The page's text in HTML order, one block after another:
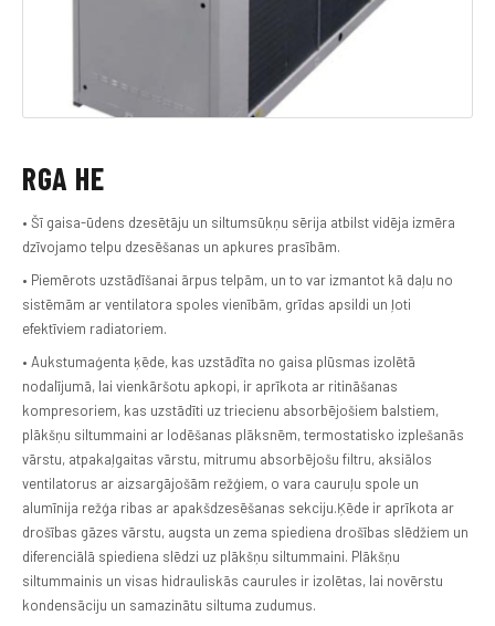
RGA HE
• Šī gaisa-ūdens dzesētāju un siltumsūkņu sērija atbilst vidēja izmēra
dzīvojamo telpu dzesēšanas un apkures prasībām.
• Piemērots uzstādīšanai ārpus telpām, un to var izmantot kā daļu no
sistēmām ar ventilatora spoles vienībām, grīdas apsildi un ļoti
efektīviem radiatoriem.
• Aukstumaģenta ķēde, kas uzstādīta no gaisa plūsmas izolētā
nodalījumā, lai vienkāršotu apkopi, ir aprīkota ar ritināšanas
kompresoriem, kas uzstādīti uz triecienu absorbējošiem balstiem,
plākšņu siltummaini ar lodēšanas plāksnēm, termostatisko izplešanās
vārstu, atpakaļgaitas vārstu, mitrumu absorbējošu filtru, aksiālos
ventilatorus ar aizsargājošām režģiem, o vara cauruļu spole un
alumīnija režģa ribas ar apakšdzesēšanas sekciju.Ķēde ir aprīkota ar
drošības gāzes vārstu, augsta un zema spiediena drošības slēdžiem un
diferenciālā spiediena slēdzi uz plākšņu siltummaini. Plākšņu
siltummainis un visas hidrauliskās caurules ir izolētas, lai novērstu
kondensāciju un samazinātu siltuma zudumus.